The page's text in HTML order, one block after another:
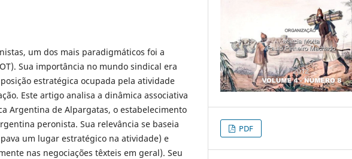
um dos mais paradigmáticos foi a
Sua importância no mundo sindical era
estratégica ocupada pela atividade
Este artigo analisa a dinâmica associativa
Argentina de Alpargatas, o estabelecimento
peronista. Sua relevância se baseia
um lugar estratégico na atividade) e
nas negociações têxteis em geral). Seu
PDF